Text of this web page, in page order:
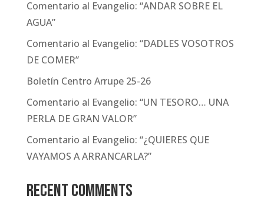
Comentario al Evangelio: “ANDAR SOBRE EL
AGUA”
Comentario al Evangelio: “DADLES VOSOTROS
DE COMER”
Boletín Centro Arrupe 25-26
Comentario al Evangelio: “UN TESORO… UNA
PERLA DE GRAN VALOR”
Comentario al Evangelio: “¿QUIERES QUE
VAYAMOS A ARRANCARLA?”
Recent Comments